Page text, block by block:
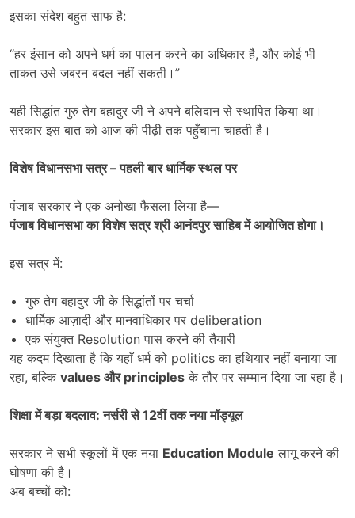
इसका संदेश बहुत साफ है:
“हर इंसान को अपने धर्म का पालन करने का अधिकार है, और कोई भी
ताकत उसे जबरन बदल नहीं सकती।”
यही सिद्धांत गुरु तेग बहादुर जी ने अपने बलिदान से स्थापित किया था।
सरकार इस बात को आज की पीढ़ी तक पहुँचाना चाहती है।
विशेष विधानसभा सत्र–पहली बार धार्मिक स्थल पर
पंजाब सरकार ने एक अनोखा फैसला लिया है—
पंजाब विधानसभा का विशेष सत्र श्री आनंदपुर साहिब में आयोजित होगा।
इस सत्र में:
गुरु तेग बहादुर जी के सिद्धांतों पर चर्चा
धार्मिक आज़ादी और मानवाधिकार पर deliberation
एक संयुक्त Resolution पास करने की तैयारी
यह कदम दिखाता है कि यहाँ धर्म को politics का हथियार नहीं बनाया जा
रहा, बल्कि values और principles के तौर पर सम्मान दिया जा रहा है।
शिक्षा में बड़ा बदलाव: नर्सरी से12वीं तक नया मॉड्यूल
सरकार ने सभी स्कूलों में एक नया Education Module लागू करने की
घोषणा की है।
अब बच्चों को: